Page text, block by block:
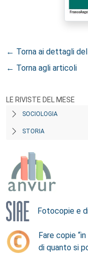
← Torna ai dettagli
← Torna agli articoli
LE RIVISTE DEL MESE
SOCIOLOGIA
STORIA
Fotocopie e
Fare copie
di quanto si